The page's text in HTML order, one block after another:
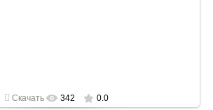
Скачать 342 0.0